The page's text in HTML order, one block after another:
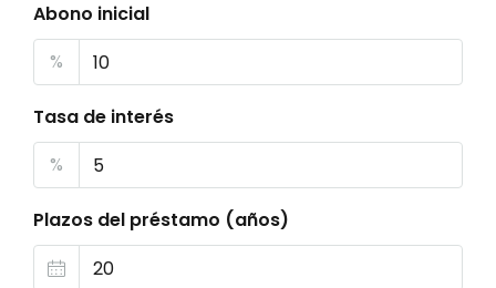
Abono inicial
%
Tasa de interés
%
Plazos del préstamo (años)